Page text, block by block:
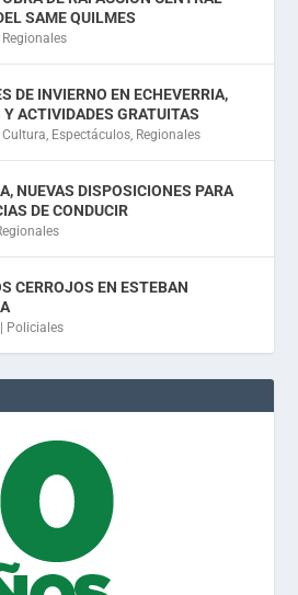
SAME QUILMES
Regionales
DE INVIERNO EN ECHEVERRIA,
Y ACTIVIDADES GRATUITAS
|Cultura, Espectáculos, Regionales
NUEVAS DISPOSICIONES PARA
DE CONDUCIR
CERROJOS EN ESTEBAN
Policiales